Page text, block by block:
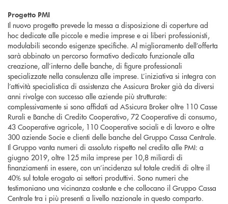
Progetto PMI
Il nuovo progetto prevede la messa a disposizione di coperture ad
hoc dedicate alle piccole e medie imprese e ai liberi professionisti,
modulabili secondo esigenze specifiche. Al miglioramento dell’offerta
sarà abbinato un percorso formativo dedicato funzionale alla
creazione, all’interno delle banche, di figure professionali
specializzate nella consulenza alle imprese. L’iniziativa si integra con
l’attività specialistica di assistenza che Assicura Broker già da diversi
anni rivolge con successo alle aziende più strutturate:
complessivamente si sono affidati ad ASsicura Broker oltre 110 Casse
Rurali e Banche di Credito Cooperativo, 72 Cooperative di consumo,
43 Cooperative agricole, 110 Cooperative sociali e di lavoro e oltre
300 aziende Socie e clienti delle banche del Gruppo Cassa Centrale.
Il Gruppo vanta numeri di assoluto rispetto nel credito alle PMI: a
giugno 2019, oltre 125 mila imprese per 10,8 miliardi di
finanziamenti in essere, con un’incidenza sul totale crediti di oltre il
40% sul totale erogato ai settori produttivi. Sono numeri che
testimoniano una vicinanza costante e che collocano il Gruppo Cassa
Centrale tra i più presenti a livello nazionale in questo comparto.